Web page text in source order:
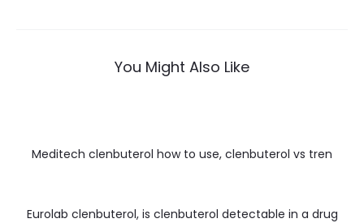
You Might Also Like
Meditech clenbuterol how to use, clenbuterol vs tren
Eurolab clenbuterol, is clenbuterol detectable in a drug